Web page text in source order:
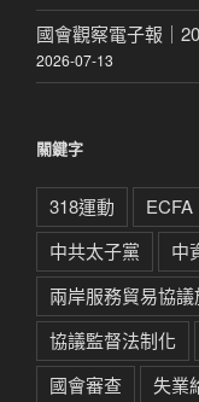
國會觀察電子報｜
2026-07-13
關鍵字
318運動 ECFA
中共太子黨
中
兩岸服務貿易協議
協議監督法制化
國會審查
失業